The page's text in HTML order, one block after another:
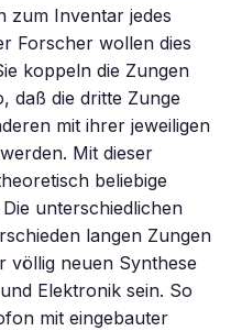
zum Inventar jedes
Forscher wollen dies
koppeln die Zungen
daß die dritte Zunge
mit ihrer jeweiligen
Mit dieser
beliebige
unterschiedlichen
langen Zungen
völlig neuen Synthese
Elektronik sein. So
mit eingebauter